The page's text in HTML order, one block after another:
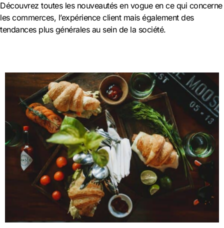
Découvrez toutes les nouveautés en vogue en ce qui concerne
les commerces, l’expérience client mais également des
tendances plus générales au sein de la société.